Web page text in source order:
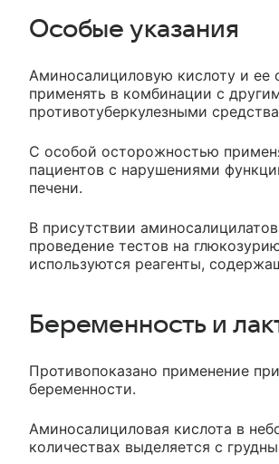
Особые указания
Аминосалициловую кислоту и ее
применять в комбинации с
противотуберкулезными
С особой осторожностью
пациентов с нарушениями
печени.
В присутствии
проведение тестов на
используются реагенты,
Беременность и
Противопоказано применение при
беременности.
Аминосалициловая кислота в
количествах выделяется с